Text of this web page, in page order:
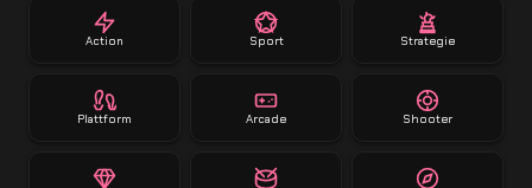
Action Sport Strategie
Plattform Arcade Shooter